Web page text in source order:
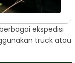
ekspedisi
truck atau